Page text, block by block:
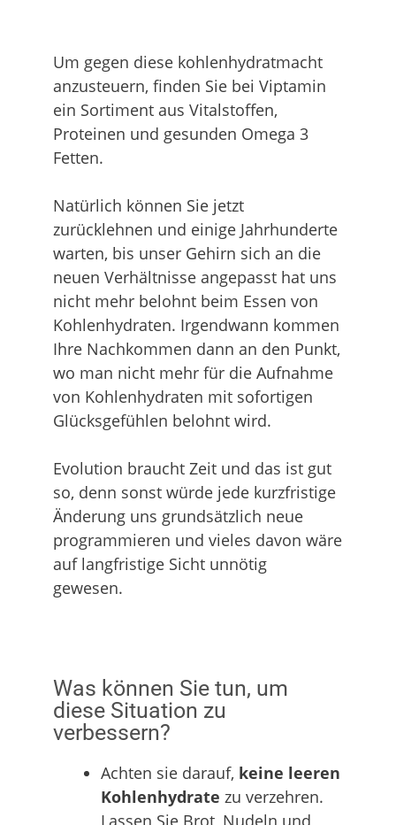
Um gegen diese kohlenhydratmacht
anzusteuern, finden Sie bei Viptamin
ein Sortiment aus Vitalstoffen,
Proteinen und gesunden Omega 3
Fetten.
Natürlich können Sie jetzt
zurücklehnen und einige Jahrhunderte
warten, bis unser Gehirn sich an die
neuen Verhältnisse angepasst hat uns
nicht mehr belohnt beim Essen von
Kohlenhydraten. Irgendwann kommen
Ihre Nachkommen dann an den Punkt,
wo man nicht mehr für die Aufnahme
von Kohlenhydraten mit sofortigen
Glücksgefühlen belohnt wird.
Evolution braucht Zeit und das ist gut
so, denn sonst würde jede kurzfristige
Änderung uns grundsätzlich neue
programmieren und vieles davon wäre
auf langfristige Sicht unnötig
gewesen.
Was können Sie tun, um
diese Situation zu
verbessern?
Achten sie darauf, keine leeren
Kohlenhydrate zu verzehren.
Lassen Sie Brot, Nudeln und